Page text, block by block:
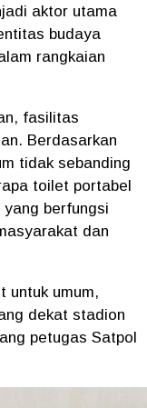
aktor utama
budaya
rangkaian
fasilitas
Berdasarkan
tidak sebanding
toilet portabel
yang berfungsi
dan
untuk umum,
dekat stadion
petugas Satpol